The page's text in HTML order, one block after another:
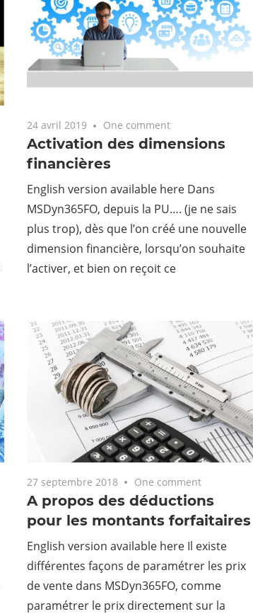
24 avril 2019 One comment
Activation des dimensions
financières
English version available here Dans
MSDyn365FO, depuis la PU…. (je ne sais
plus trop), dès que l’on créé une nouvelle
dimension financière, lorsqu’on souhaite
l’activer, et bien on reçoit ce
27 septembre 2018 One comment
A propos des déductions
pour les montants forfaitaires
English version available here Il existe
différentes façons de paramétrer les prix
de vente dans MSDyn365FO, comme
paramétrer le prix directement sur la